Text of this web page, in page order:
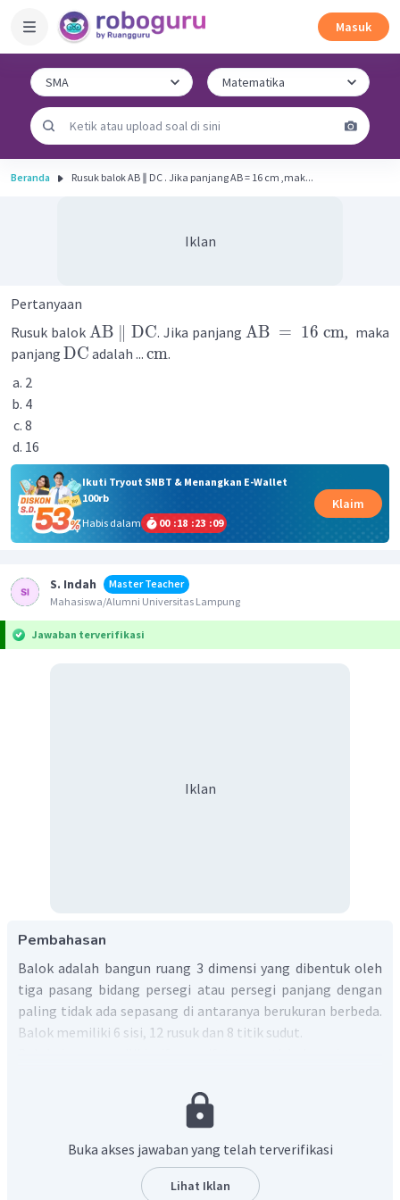
Masuk
Beranda Rusuk balok AB ∥ DC . Jika panjang AB = 16 cm ,mak...
Iklan
Pertanyaan
Rusuk balok AB DC. Jika panjang AB = 16 cm, maka
panjang DC adalah ... cm.
2
4
8
16
Ikuti Tryout SNBT & Menangkan E-Wallet
100rb
Habis dalam
00 :18 :23 :09
Klaim
S. Indah
Master Teacher
Mahasiswa/Alumni Universitas Lampung
Jawaban terverifikasi
Iklan
Pembahasan
Balok adalah bangun ruang 3 dimensi yang dibentuk oleh
tiga pasang bidang persegi atau persegi panjang dengan
paling tidak ada sepasang di antaranya berukuran berbeda.
Balok memiliki 6 sisi, 12 rusuk dan 8 titik sudut.
1. Sisi-sisi balok berbentuk persegi panjang.
2. Rusuk-rusuk yang sejajar memiliki ukuran sama panjang.
memiliki ukuran sama panjang.
4. Setiap diagonal ruang pada balok memiliki ukuran sama
Buka akses jawaban yang telah terverifikasi
Lihat Iklan